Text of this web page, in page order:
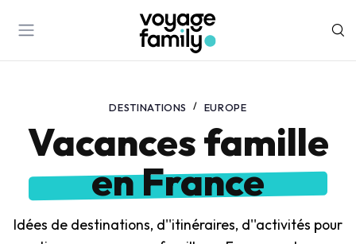
DESTINATIONS EUROPE
Vacances famille
en France
Idées de destinations, d''itinéraires, d''activités pour